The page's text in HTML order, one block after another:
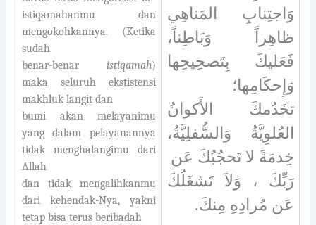
istiqamahanmu dan
mengokohkannya. (Ketika
sudah
benar-benaristiqamah)
maka seluruh ekstistensi
makhluk langit dan
bumi akan melayanimu
yang dalam pelayanannya
tidak menghalangimu dari
Allah
dan tidak mengalihkanmu
dari kehendak-Nya, yakni
tetap bisa terus beribadah
وَاجتِنابِ المَناهِي
ظاهِراً وَبَاطِناً،
فَعَليكَ بِتَصحِيحِها
وَإِحكَامِها؛
تخَدُمكَ الأَكوانُ
العُلوِيَّةُ وَالسُّفلِيَّةُ،
خِدمَةً لا تَحجُبُكَ عَن
رَبِّكَ ، وَلاَ تَشغَلُكَ
عَن مُرادِهِ مِنكَ.